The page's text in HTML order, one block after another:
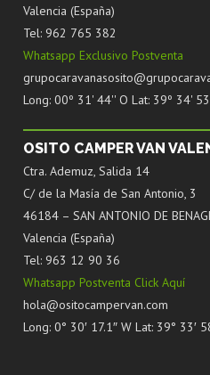
Valencia (España)
Tel: 962 765 382
Whatsapp Exclusivo Postventa
Long: 00º 31' 44'' O Lat: 39º 34'
OSITO CAMPER VAN
Ctra. Ademuz, Salida 14
C/ de la Masía de San Antonio, 3
46184 – SAN ANTONIO DE
Valencia (España)
Tel: 963 12 90 36
Whatsapp Postventa Click Aquí
hola@ositocampervan.com
Long: 0° 30′ 17.1″ W Lat: 39° 33′